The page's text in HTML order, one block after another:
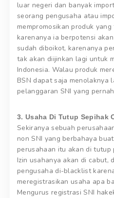
luar negeri dan banyak
seorang pengusaha atau
mempromosikan produk yang
karenanya ia berpotensi
sudah diboikot, karenanya
tak akan diijinkan lagi untuk
Indonesia. Walau produk
BSN dapat saja menolaknya
pelanggaran SNI yang
3. Usaha Di Tutup Sepihak
Sekiranya sebuah
non SNI yang berbahaya
perusahaan itu akan di
Izin usahanya akan di cabut,
pengusaha di-blacklist
meregistrasikan usaha apa
Mengurus registrasi SNI